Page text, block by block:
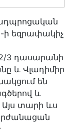
ի եզրափակիչ
3 դասարանի
և Վլադիմիր
են
և
տարի ևս